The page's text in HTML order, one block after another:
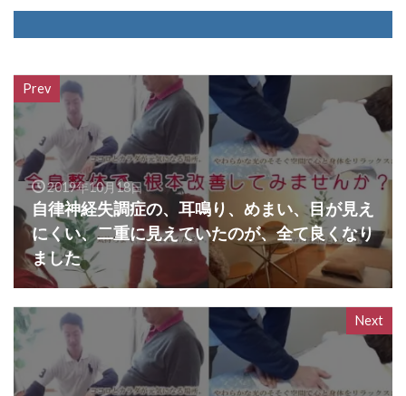
Prev
2019年10月18日
自律神経失調症の、耳鳴り、めまい、目が見え
にくい、二重に見えていたのが、全て良くなり
ました
Next